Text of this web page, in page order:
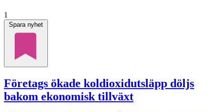
1
Spara nyhet
Företags ökade koldioxidutsläpp döljs
bakom ekonomisk tillväxt